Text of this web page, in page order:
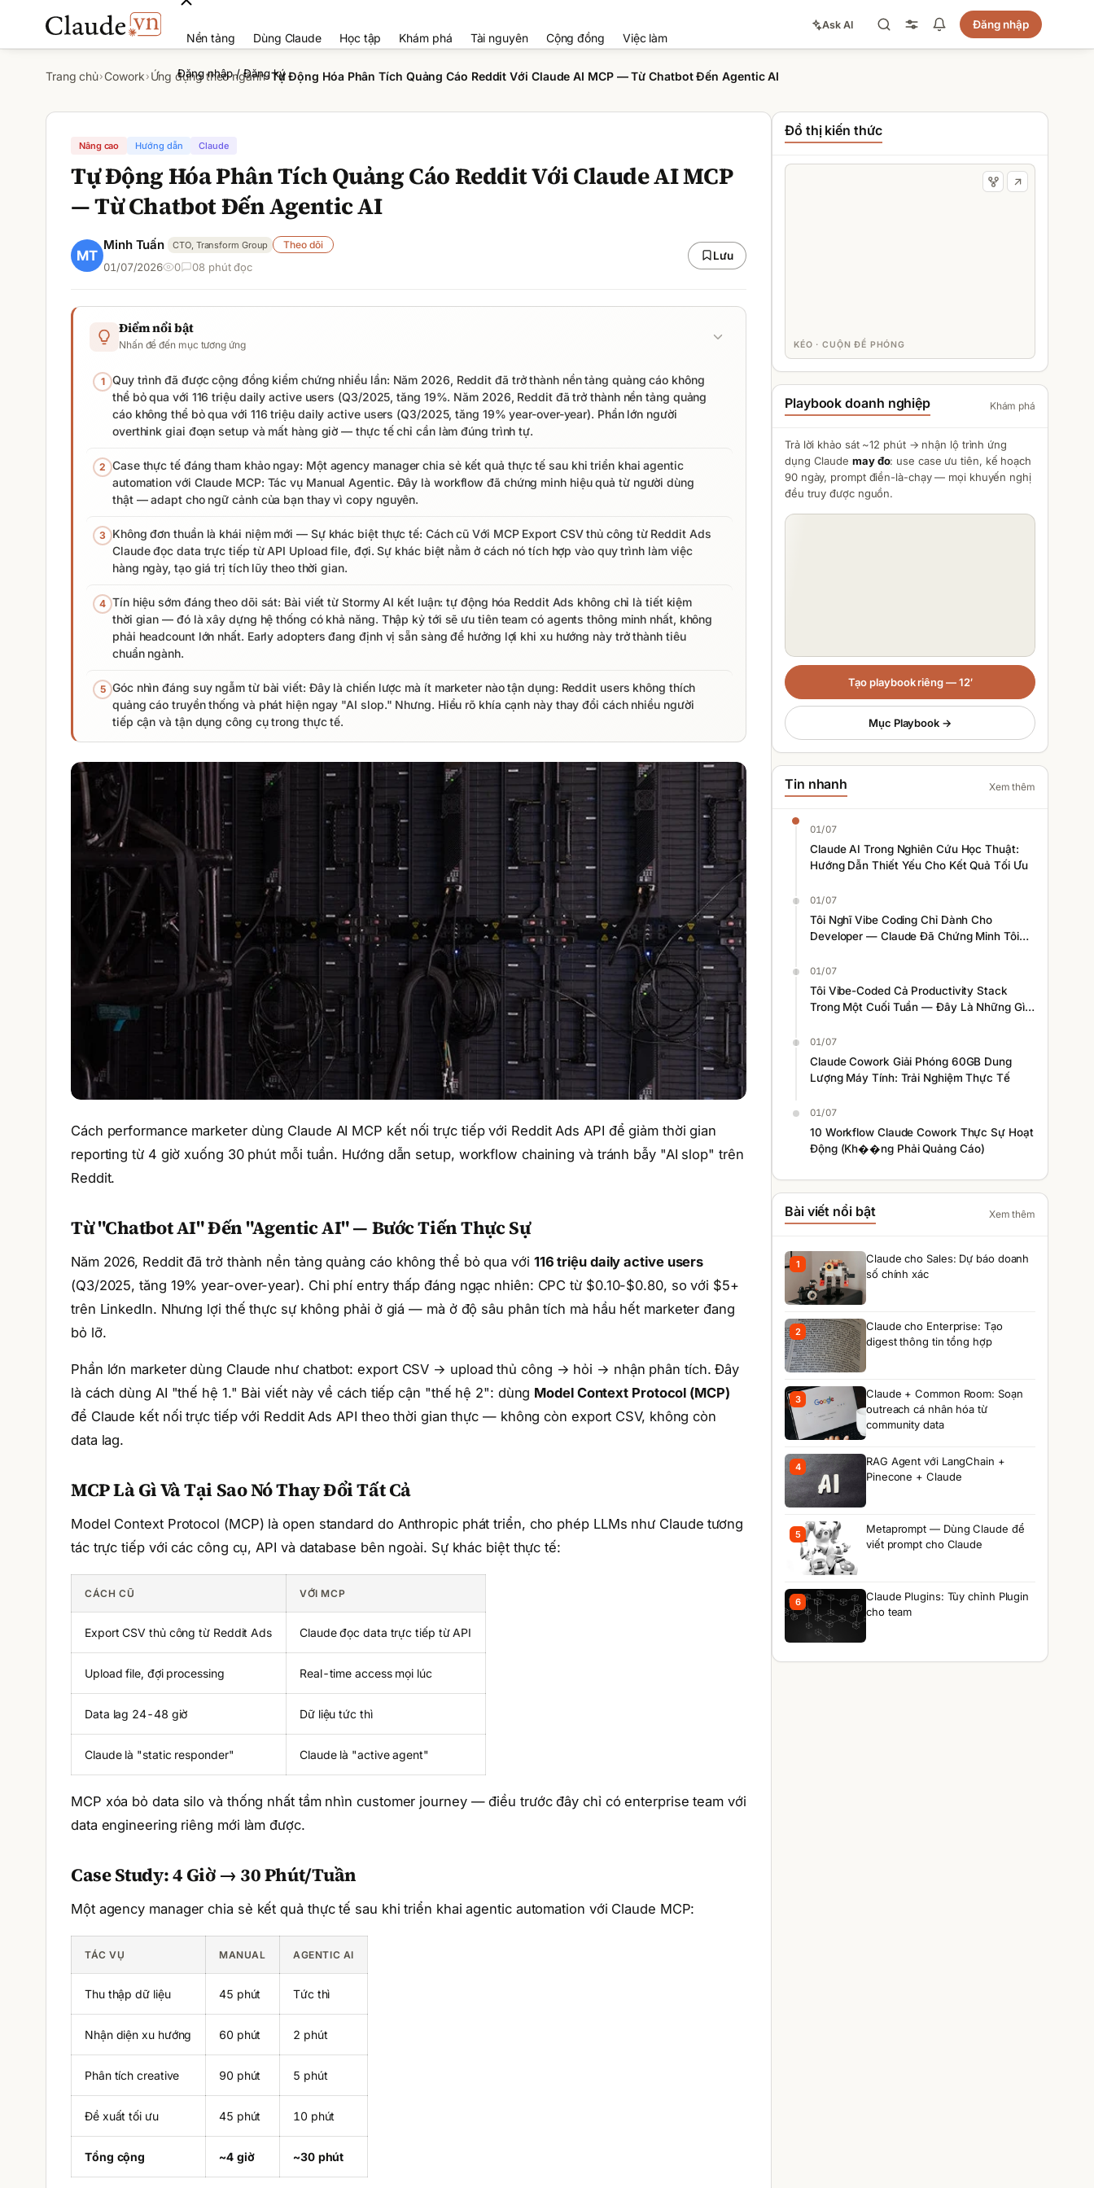
Nền tảng Dùng Claude Học tập Khám phá Tài nguyên Cộng đồng Việc làm
Đăng nhập / Đăng ký
Ask AI Đăng nhập
Trang chủ› Cowork › Ứng dụng theo ngành›Tự Động Hóa Phân Tích Quảng Cáo Reddit Với Claude AI MCP — Từ Chatbot Đến Agentic AI
Nâng cao Hướng dẫn Claude
Tự Động Hóa Phân Tích Quảng Cáo Reddit Với Claude AI MCP
— Từ Chatbot Đến Agentic AI
Minh Tuấn CTO, Transform Group Theo dõi
01/07/2026 0 08phút đọc
Lưu
Điểm nổi bật
Nhấn để đến mục tương ứng
1
Quy trình đã được cộng đồng kiểm chứng nhiều lần: Năm 2026, Reddit đã trở thành nền tảng quảng cáo không
thể bỏ qua với 116 triệu daily active users (Q3/2025, tăng 19%. Năm 2026, Reddit đã trở thành nền tảng quảng
cáo không thể bỏ qua với 116 triệu daily active users (Q3/2025, tăng 19% year-over-year). Phần lớn người
overthink giai đoạn setup và mất hàng giờ — thực tế chỉ cần làm đúng trình tự.
2 Case thực tế đáng tham khảo ngay: Một agency manager chia sẻ kết quả thực tế sau khi triển khai agentic
automation với Claude MCP: Tác vụ Manual Agentic. Đây là workflow đã chứng minh hiệu quả từ người dùng
thật — adapt cho ngữ cảnh của bạn thay vì copy nguyên.
3
Không đơn thuần là khái niệm mới — Sự khác biệt thực tế: Cách cũ Với MCP Export CSV thủ công từ Reddit Ads
Claude đọc data trực tiếp từ API Upload file, đợi. Sự khác biệt nằm ở cách nó tích hợp vào quy trình làm việc
hàng ngày, tạo giá trị tích lũy theo thời gian.
4 Tín hiệu sớm đáng theo dõi sát: Bài viết từ Stormy AI kết luận: tự động hóa Reddit Ads không chỉ là tiết kiệm
thời gian — đó là xây dựng hệ thống có khả năng. Thập kỷ tới sẽ ưu tiên team có agents thông minh nhất, không
phải headcount lớn nhất. Early adopters đang định vị sẵn sàng để hưởng lợi khi xu hướng này trở thành tiêu
chuẩn ngành.
5 Góc nhìn đáng suy ngẫm từ bài viết: Đây là chiến lược mà ít marketer nào tận dụng: Reddit users không thích
quảng cáo truyền thống và phát hiện ngay "AI slop." Nhưng. Hiểu rõ khía cạnh này thay đổi cách nhiều người
tiếp cận và tận dụng công cụ trong thực tế.
Cách performance marketer dùng Claude AI MCP kết nối trực tiếp với Reddit Ads API để giảm thời gian
reporting từ 4 giờ xuống 30 phút mỗi tuần. Hướng dẫn setup, workflow chaining và tránh bẫy "AI slop" trên
Reddit.
Từ "Chatbot AI" Đến "Agentic AI" — Bước Tiến Thực Sự
Năm 2026, Reddit đã trở thành nền tảng quảng cáo không thể bỏ qua với 116 triệu daily active users
(Q3/2025, tăng 19% year-over-year). Chi phí entry thấp đáng ngạc nhiên: CPC từ $0.10-$0.80, so với $5+
trên LinkedIn. Nhưng lợi thế thực sự không phải ở giá — mà ở độ sâu phân tích mà hầu hết marketer đang
bỏ lỡ.
Phần lớn marketer dùng Claude như chatbot: export CSV → upload thủ công → hỏi → nhận phân tích. Đây
là cách dùng AI "thế hệ 1." Bài viết này về cách tiếp cận "thế hệ 2": dùng Model Context Protocol (MCP)
để Claude kết nối trực tiếp với Reddit Ads API theo thời gian thực — không còn export CSV, không còn
data lag.
MCP Là Gì Và Tại Sao Nó Thay Đổi Tất Cả
Model Context Protocol (MCP) là open standard do Anthropic phát triển, cho phép LLMs như Claude tương
tác trực tiếp với các công cụ, API và database bên ngoài. Sự khác biệt thực tế:
CÁCH CŨ VỚI MCP
Export CSV thủ công từ Reddit Ads Claude đọc data trực tiếp từ API
Upload file, đợi processing Real-time access mọi lúc
Data lag 24-48 giờ Dữ liệu tức thì
Claude là "static responder" Claude là "active agent"
MCP xóa bỏ data silo và thống nhất tầm nhìn customer journey — điều trước đây chỉ có enterprise team với
data engineering riêng mới làm được.
Case Study: 4 Giờ → 30 Phút/Tuần
Một agency manager chia sẻ kết quả thực tế sau khi triển khai agentic automation với Claude MCP:
TÁC VỤ MANUAL AGENTIC AI
Thu thập dữ liệu 45 phút Tức thì
Nhận diện xu hướng 60 phút 2 phút
Phân tích creative 90 phút 5 phút
Đề xuất tối ưu 45 phút 10 phút
Tổng cộng ~4 giờ ~30 phút
Đồ thị kiến thức
KÉO · CUỘN ĐỂ PHÓNG
Playbook doanh nghiệp Khám phá
Trả lời khảo sát ~12 phút → nhận lộ trình ứng
dụng Claude may đo: use case ưu tiên, kế hoạch
90 ngày, prompt điền-là-chạy — mọi khuyến nghị
đều truy được nguồn.
Tạo playbook riêng — 12′
Mục Playbook →
Tin nhanh Xem thêm
01/07
Claude AI Trong Nghiên Cứu Học Thuật:
Hướng Dẫn Thiết Yếu Cho Kết Quả Tối Ưu
01/07
Tôi Nghĩ Vibe Coding Chỉ Dành Cho
Developer — Claude Đã Chứng Minh Tôi
01/07
Tôi Vibe-Coded Cả Productivity Stack
Trong Một Cuối Tuần — Đây Là Những Gì
01/07
Claude Cowork Giải Phóng 60GB Dung
Lượng Máy Tính: Trải Nghiệm Thực Tế
01/07
10 Workflow Claude Cowork Thực Sự Hoạt
Động (Kh��ng Phải Quảng Cáo)
Bài viết nổi bật Xem thêm
1
Claude cho Sales: Dự báo doanh
số chính xác
2
Claude cho Enterprise: Tạo
digest thông tin tổng hợp
3
Claude + Common Room: Soạn
outreach cá nhân hóa từ
community data
4
RAG Agent với LangChain +
Pinecone + Claude
5
Metaprompt — Dùng Claude để
viết prompt cho Claude
6
Claude Plugins: Tùy chỉnh Plugin
cho team